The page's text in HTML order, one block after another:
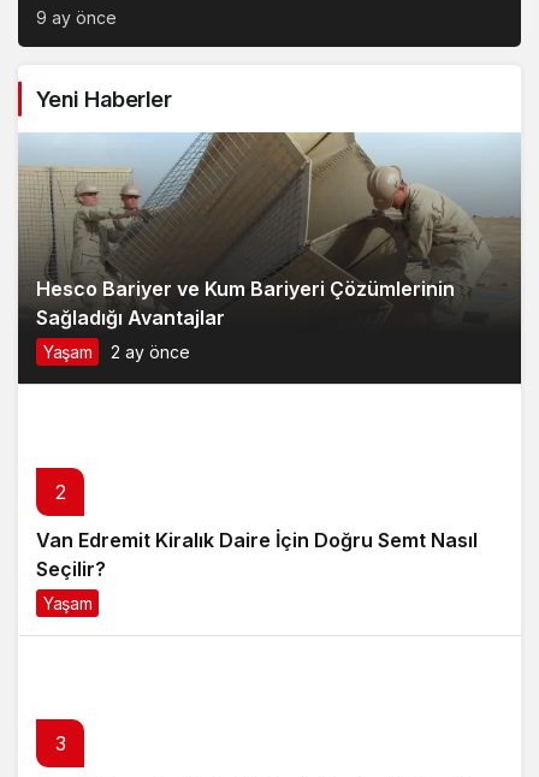
Model Tercihi
9 ay önce
Yeni Haberler
Hesco Bariyer ve Kum Bariyeri Çözümlerinin
Sağladığı Avantajlar
Yaşam 2 ay önce
2
Van Edremit Kiralık Daire İçin Doğru Semt Nasıl
Seçilir?
Yaşam
3